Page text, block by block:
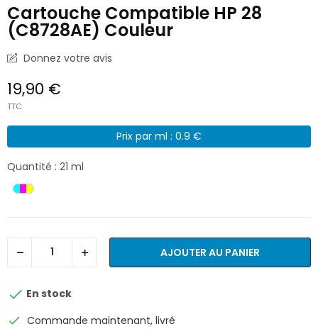
Cartouche Compatible HP 28
(C8728AE) Couleur
Donnez votre avis
19,90 €
TTC
Prix par ml : 0.9 €
Quantité : 21 ml
AJOUTER AU PANIER
 En stock
check Commande maintenant, livré